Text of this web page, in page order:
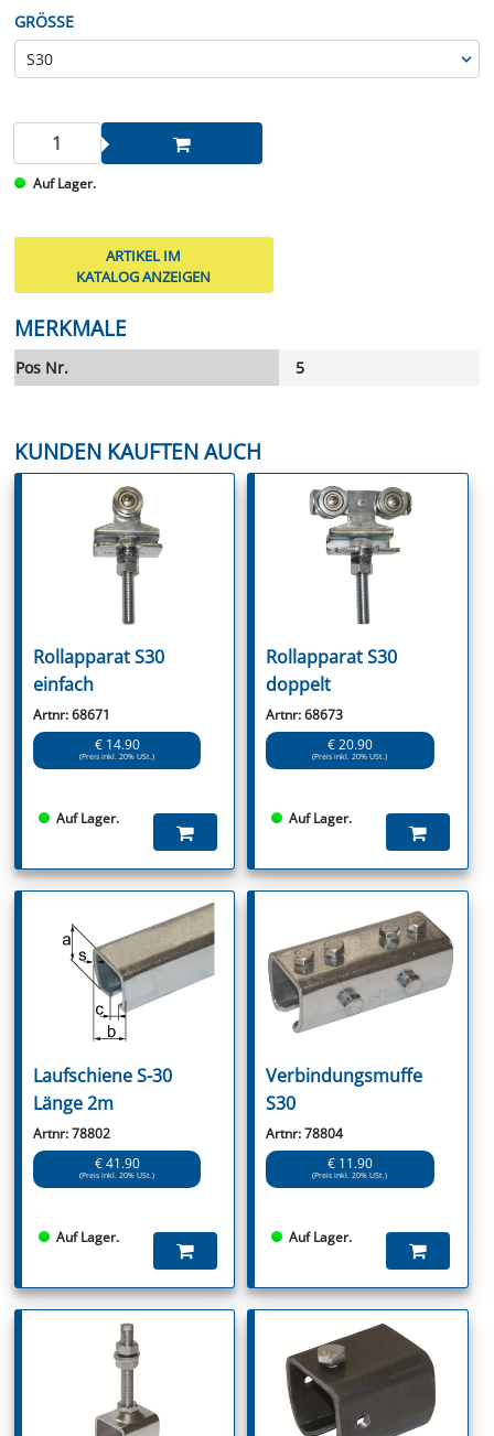
GRÖSSE
Auf Lager.
ARTIKEL IM
KATALOG ANZEIGEN
MERKMALE
Pos Nr. 5
KUNDEN KAUFTEN AUCH
Rollapparat S30
einfach
Artnr: 68671
€ 14.90
(Preis inkl. 20% USt.)
Auf Lager.
Rollapparat S30
doppelt
Artnr: 68673
€ 20.90
(Preis inkl. 20% USt.)
Auf Lager.
Laufschiene S-30
Länge 2m
Artnr: 78802
€ 41.90
(Preis inkl. 20% USt.)
Auf Lager.
Verbindungsmuffe
S30
Artnr: 78804
€ 11.90
(Preis inkl. 20% USt.)
Auf Lager.